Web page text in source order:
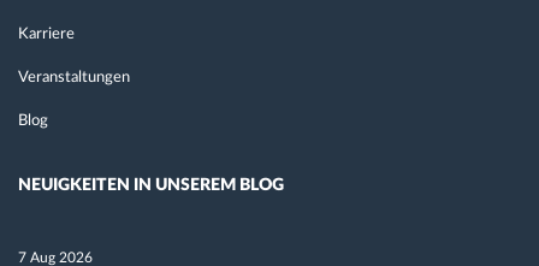
Karriere
Veranstaltungen
Blog
NEUIGKEITEN IN UNSEREM BLOG
7 Aug 2026